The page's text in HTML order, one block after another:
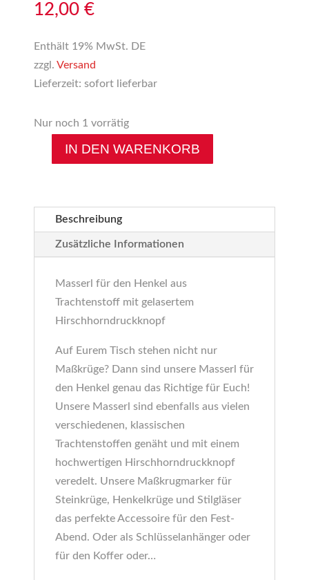
12,00 €
Enthält 19% MwSt. DE
zzgl. Versand
Lieferzeit: sofort lieferbar
Nur noch 1 vorrätig
IN DEN WARENKORB
Beschreibung
Zusätzliche Informationen
Masserl für den Henkel aus
Trachtenstoff mit gelasertem
Hirschhorndruckknopf
Auf Eurem Tisch stehen nicht nur
Maßkrüge? Dann sind unsere Masserl für
den Henkel genau das Richtige für Euch!
Unsere Masserl sind ebenfalls aus vielen
verschiedenen, klassischen
Trachtenstoffen genäht und mit einem
hochwertigen Hirschhorndruckknopf
veredelt. Unsere Maßkrugmarker für
Steinkrüge, Henkelkrüge und Stilgläser
das perfekte Accessoire für den Fest-
Abend. Oder als Schlüsselanhänger oder
für den Koffer oder…